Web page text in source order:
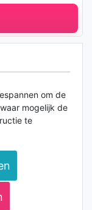
om de
mogelijk de
te